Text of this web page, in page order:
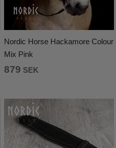
Nordic Horse Hackamore Colour
Mix Pink
879 SEK